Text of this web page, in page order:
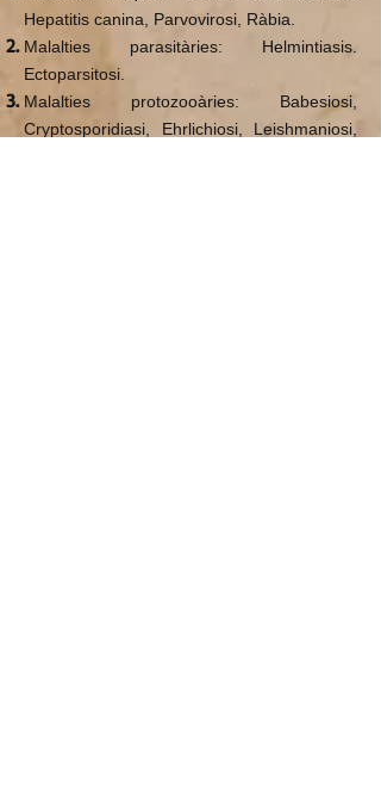
Hepatitis canina, Parvovirosi, Ràbia.
Malalties parasitàries: Helmintiasis.
Ectoparsitosi.
Malalties protozooàries: Babesiosi,
Cryptosporidiasi, Ehrlichiosi, Leishmaniosi,